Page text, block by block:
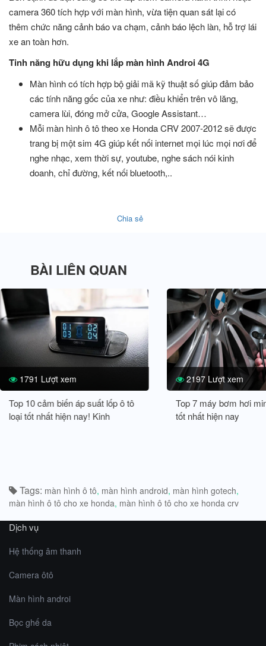
camera 360 tích hợp với màn hình, vừa tiện quan sát lại có
thêm chức năng cảnh báo va chạm, cảnh báo lệch làn, hỗ trợ lái
xe an toàn hơn.
Tinh năng hữu dụng khi lắp màn hình Androi 4G
Màn hình có tích hợp bộ giải mã kỹ thuật số giúp đảm bảo
các tính năng gốc của xe như: điều khiển trên vô lăng,
camera lùi, đóng mở cửa, Google Assistant…
Mỗi màn hình ô tô theo xe Honda CRV 2007-2012 sẽ được
trang bị một sim 4G giúp kết nối internet mọi lúc mọi nơi để
nghe nhạc, xem thời sự, youtube, nghe sách nói kinh
doanh, chỉ đường, kết nối bluetooth,..
Chia sẻ
BÀI LIÊN QUAN
1791 Lượt xem
Top 10 cảm biến áp suất lốp ô tô
loại tốt nhất hiện nay! Kinh
2197 Lượt xem
Top 7 máy bơm hơi
tốt nhất hiện nay
Tags màn hình ô tô màn hình android màn hình gotech
màn hình ô tô cho xe honda màn hình ô tô cho xe honda crv
Dịch vụ
Hệ thống âm thanh
Camera ôtô
Màn hình androi
Bọc ghế da